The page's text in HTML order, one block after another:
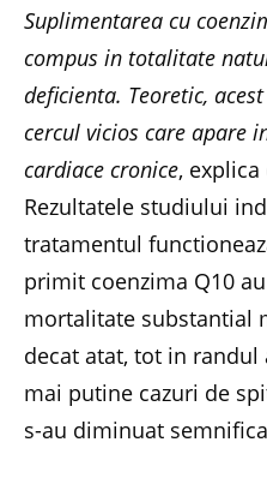
Suplimentarea cu
compus in totalitate
deficienta. Teoretic,
cercul vicios care apare
cardiace cronice,
Rezultatele studiului
tratamentul
primit coenzima Q10
mortalitate substantial
decat atat, tot in
mai putine cazuri de
s-au diminuat